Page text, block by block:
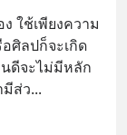
ใช้เพียงความ
ศิลปก็จะเกิด
ดีจะไม่มีหลัก
มีส่ว...